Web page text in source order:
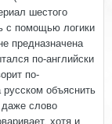
шестого
с помощью логики
предназначена
по-английски
по-
объяснить
даже слово
хотя и